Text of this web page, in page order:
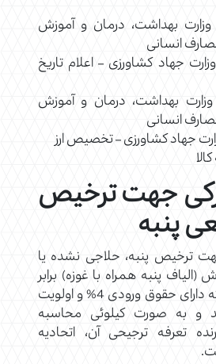
بهداشت، درمان و آموزش
انسانی
جهاد کشاورزی – اعلام تاریخ
وزارت بهداشت، درمان و آموزش
انسانی
جهاد کشاورزی – تخصیص ارز
جهت ترخیص
پنبه
ترخیص پنبه، حلاجی نشده یا
(الياف پنبه همراه با غوزه) برابر
52010010 است که دارای حقوق ورودی 4% و اولویت
می‌باشد و به صورت کیلوئی محاسبه
تعرفه ترجیحی آن، اتحادیه